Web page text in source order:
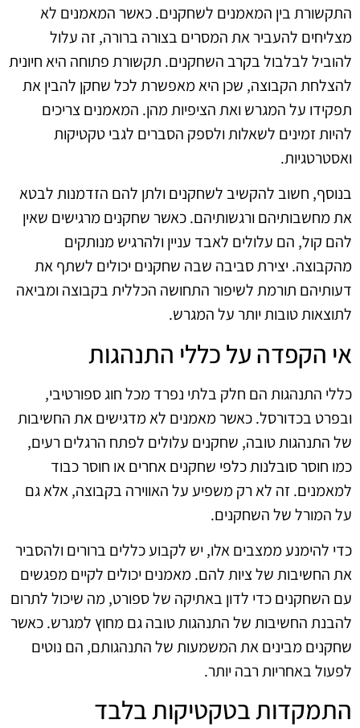
התקשורת בין המאמנים לשחקנים. כאשר המאמנים לא
מצליחים להעביר את המסרים בצורה ברורה, זה עלול
להוביל לבלבול בקרב השחקנים. תקשורת פתוחה היא חיונית
להצלחת הקבוצה, שכן היא מאפשרת לכל שחקן להבין את
תפקידו על המגרש ואת הציפיות מהן. המאמנים צריכים
להיות זמינים לשאלות ולספק הסברים לגבי טקטיקות
ואסטרטגיות.
בנוסף, חשוב להקשיב לשחקנים ולתן להם הזדמנות לבטא
את מחשבותיהם ורגשותיהם. כאשר שחקנים מרגישים שאין
להם קול, הם עלולים לאבד עניין ולהרגיש מנותקים
מהקבוצה. יצירת סביבה שבה שחקנים יכולים לשתף את
דעותיהם תורמת לשיפור התחושה הכללית בקבוצה ומביאה
לתוצאות טובות יותר על המגרש.
אי הקפדה על כללי התנהגות
כללי התנהגות הם חלק בלתי נפרד מכל חוג ספורטיבי,
ובפרט בכדורסל. כאשר מאמנים לא מדגישים את החשיבות
של התנהגות טובה, שחקנים עלולים לפתח הרגלים רעים,
כמו חוסר סובלנות כלפי שחקנים אחרים או חוסר כבוד
למאמנים. זה לא רק משפיע על האווירה בקבוצה, אלא גם
על המורל של השחקנים.
כדי להימנע ממצבים אלו, יש לקבוע כללים ברורים ולהסביר
את החשיבות של ציות להם. מאמנים יכולים לקיים מפגשים
עם השחקנים כדי לדון באתיקה של ספורט, מה שיכול לתרום
להבנת החשיבות של התנהגות טובה גם מחוץ למגרש. כאשר
שחקנים מבינים את המשמעות של התנהגותם, הם נוטים
לפעול באחריות רבה יותר.
התמקדות בטקטיקות בלבד